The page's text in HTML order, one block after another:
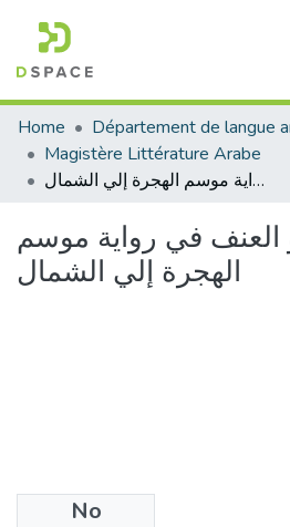
Communities & Collections
All of DSpace
Statistics
Home
Magistère Littérature Arabe
ثنائية الصراع و العنف في رواية موسم الهجرة إلي الشمال
العنف في رواية موسم
الهجرة إلي الشمال
No